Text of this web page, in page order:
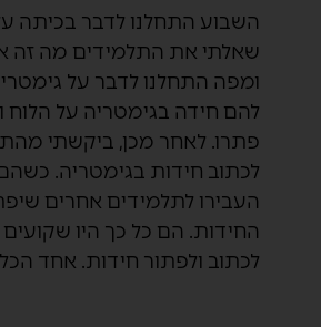
השבוע התחלנו לדבר בכיתה
שאלתי את התלמידים מה זה
ומפה התחלנו לדבר על
להם חידה בגימטריה על הלוח
פתרו. לאחר מכן, ביקשתי
לכתוב חידות בגימטריה.
העבירו לתלמידים אחרים
החידות. הם כל כך היו
לכתוב ולפתור חידות. אחד